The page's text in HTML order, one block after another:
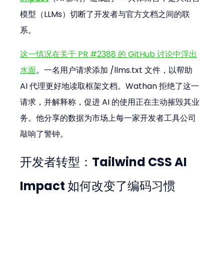
模型（LLMs）切断了开发者与官方文档之间的联
系。
这一情况在关于 PR #2388 的 GitHub 讨论中浮出
水面。一名用户请求添加 /llms.txt 文件，以帮助
AI 代理更好地读取框架文档。Wathan 拒绝了这一
请求，并解释称，促进 AI 的使用正在主动摧毁其业
务。他分享的数据为市场上每一家开发者工具公司
敲响了警钟。
开发者转型： Tailwind CSS AI
Impact 如何改变了编码习惯